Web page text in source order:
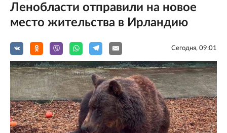
Ленобласти отправили на новое
место жительства в Ирландию
Сегодня, 09:01